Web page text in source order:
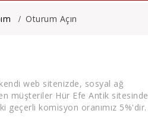
Oturum Açın
web sitenizde, sosyal ağ
müşteriler Hür Efe Antik sitesinde
geçerli komisyon oranımız 5%'dir.